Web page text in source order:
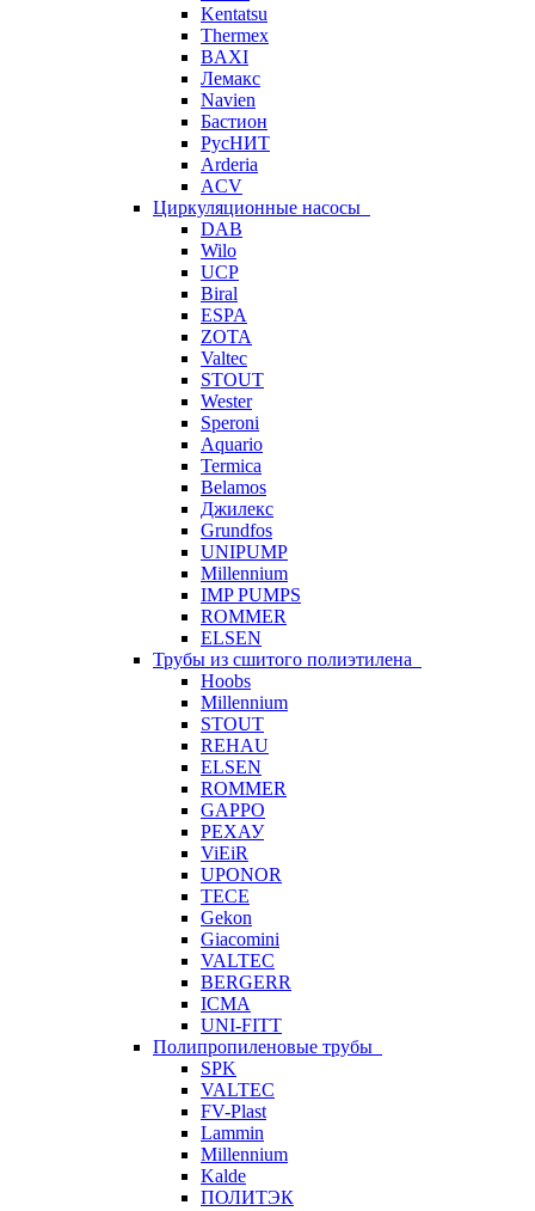
Kentatsu
Thermex
BAXI
Лемакс
Navien
Бастион
РусНИТ
Arderia
ACV
Циркуляционные насосы
DAB
Wilo
UCP
Biral
ESPA
ZOTA
Valtec
STOUT
Wester
Speroni
Aquario
Termica
Belamos
Джилекс
Grundfos
UNIPUMP
Millennium
IMP PUMPS
ROMMER
ELSEN
Трубы из сшитого полиэтилена
Hoobs
Millennium
STOUT
REHAU
ELSEN
ROMMER
GAPPO
РЕХАУ
ViEiR
UPONOR
TECE
Gekon
Giacomini
VALTEC
BERGERR
ICMA
UNI-FITT
Полипропиленовые трубы
SPK
VALTEC
FV-Plast
Lammin
Millennium
Kalde
ПОЛИТЭК